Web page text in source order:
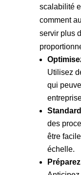
scalabilité
comment
servir plus
Utilisez
qui
des
être
échelle.